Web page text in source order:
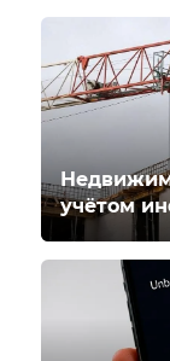
учётом